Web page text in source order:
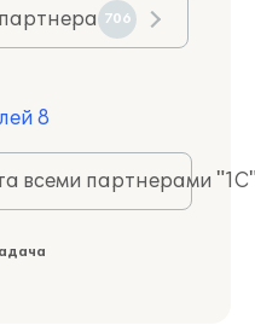
706
8
всеми партнерами